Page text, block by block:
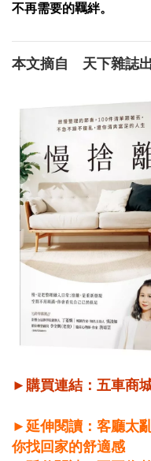
不再需要的羈絆。
本文摘自 天下雜誌
►購買連結： 五車商
►延伸閱讀：客廳太
你找回家的舒適感